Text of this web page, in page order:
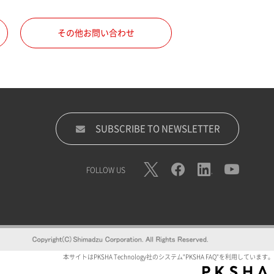
その他お問い合わせ
SUBSCRIBE TO NEWSLETTER
FOLLOW US
本サイトはPKSHA Technology社のシステム"PKSHA FAQ"を利用しています。